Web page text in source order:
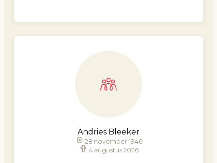
Andries Bleeker
28 november 1946
4 augustus 2026